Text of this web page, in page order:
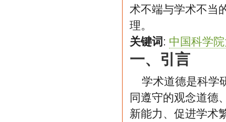
术不端与学术不当
理。
关键词 : 中国科学
一、引言
学术道德是科学
同遵守的观念道德
新能力、促进学术